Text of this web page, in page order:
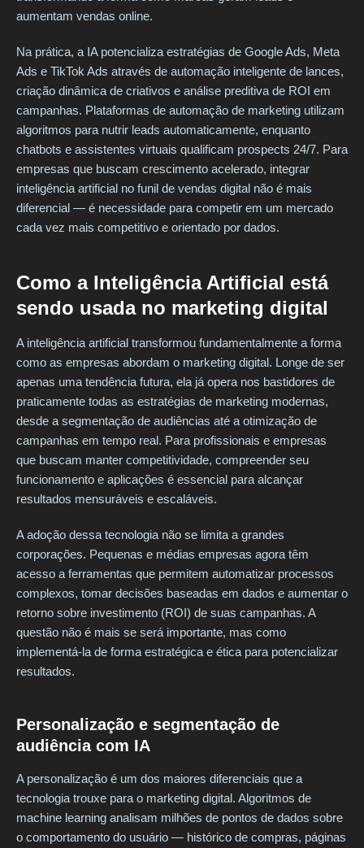
aumentam vendas online.
Na prática, a IA potencializa estratégias de Google Ads, Meta
Ads e TikTok Ads através de automação inteligente de lances,
criação dinâmica de criativos e análise preditiva de ROI em
campanhas. Plataformas de automação de marketing utilizam
algoritmos para nutrir leads automaticamente, enquanto
chatbots e assistentes virtuais qualificam prospects 24/7. Para
empresas que buscam crescimento acelerado, integrar
inteligência artificial no funil de vendas digital não é mais
diferencial — é necessidade para competir em um mercado
cada vez mais competitivo e orientado por dados.
Como a Inteligência Artificial está
sendo usada no marketing digital
A inteligência artificial transformou fundamentalmente a forma
como as empresas abordam o marketing digital. Longe de ser
apenas uma tendência futura, ela já opera nos bastidores de
praticamente todas as estratégias de marketing modernas,
desde a segmentação de audiências até a otimização de
campanhas em tempo real. Para profissionais e empresas
que buscam manter competitividade, compreender seu
funcionamento e aplicações é essencial para alcançar
resultados mensuráveis e escaláveis.
A adoção dessa tecnologia não se limita a grandes
corporações. Pequenas e médias empresas agora têm
acesso a ferramentas que permitem automatizar processos
complexos, tomar decisões baseadas em dados e aumentar o
retorno sobre investimento (ROI) de suas campanhas. A
questão não é mais se será importante, mas como
implementá-la de forma estratégica e ética para potencializar
resultados.
Personalização e segmentação de
audiência com IA
A personalização é um dos maiores diferenciais que a
tecnologia trouxe para o marketing digital. Algoritmos de
machine learning analisam milhões de pontos de dados sobre
o comportamento do usuário — histórico de compras, páginas